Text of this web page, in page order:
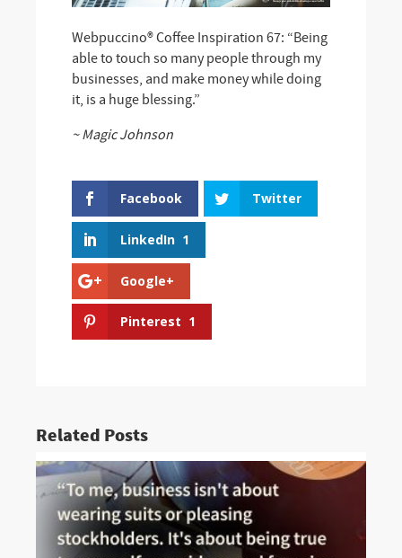
Webpuccino® Coffee Inspiration 67: “Being
able to touch so many people through my
businesses, and make money while doing
it, is a huge blessing.”
~ Magic Johnson
Facebook Twitter
LinkedIn 1
Google+
Pinterest 1
Related Posts